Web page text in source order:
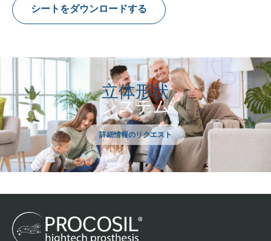
シートをダウンロードする
立体形状
システム
詳細情報のリクエスト